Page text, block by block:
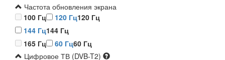
Частота обновления экрана
100 Гц
120 Гц120 Гц
144 Гц144 Гц
165 Гц
60 Гц60 Гц
Цифровое ТВ (DVB-T2)